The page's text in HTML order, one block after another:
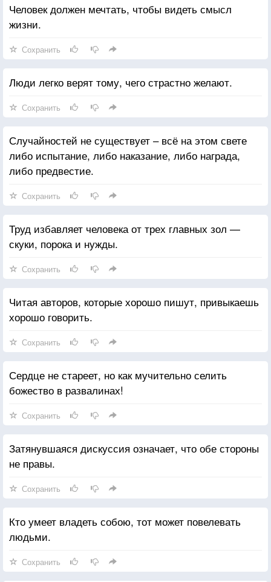
Человек должен мечтать, чтобы видеть смысл
жизни.
Сохранить
Люди легко верят тому, чего страстно желают.
Сохранить
Случайностей не существует – всё на этом свете
либо испытание, либо наказание, либо награда,
либо предвестие.
Сохранить
Труд избавляет человека от трех главных зол —
скуки, порока и нужды.
Сохранить
Читая авторов, которые хорошо пишут, привыкаешь
хорошо говорить.
Сохранить
Сердце не стареет, но как мучительно селить
божество в развалинах!
Сохранить
Затянувшаяся дискуссия означает, что обе стороны
не правы.
Сохранить
Кто умеет владеть собою, тот может повелевать
людьми.
Сохранить